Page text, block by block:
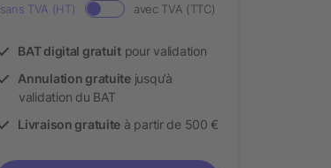
sans TVA (HT) avec TVA (TTC)
BAT digital gratuitpour validation
Annulation gratuitejusqu’à
validation du BAT
Livraison gratuite à partir de 500 €